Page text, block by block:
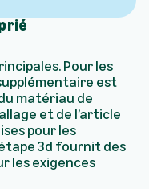
Pour les
est
matériau de
et de l’article
pour les
3d fournit des
les exigences